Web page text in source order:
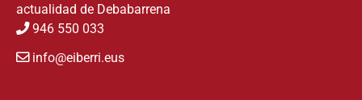
actualidad de Debabarrena
946 550 033
info@eiberri.eus